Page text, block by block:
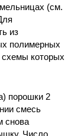
(см.
из
полимерных
схемы которых
порошки 2
смесь
снова
Число